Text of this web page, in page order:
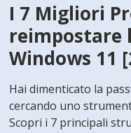
I 7 Migliori
reimpostare
Windows 11
Hai dimenticato la
cercando uno
Scopri i 7 principali